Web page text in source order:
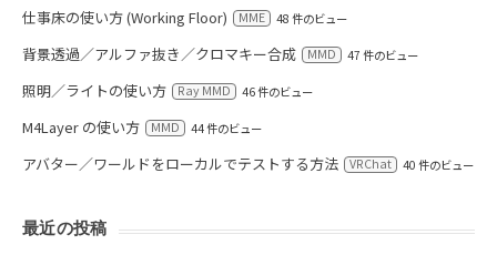
仕事床の使い方 (Working Floor) MME 48 件のビュー
背景透過／アルファ抜き／クロマキー合成 MMD 47 件のビュー
照明／ライトの使い方 Ray MMD 46 件のビュー
M4Layer の使い方 MMD 44 件のビュー
アバター／ワールドをローカルでテストする方法 VRChat 40 件のビュー
最近の投稿